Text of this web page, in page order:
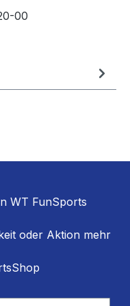
00
WT FunSports
oder Aktion mehr